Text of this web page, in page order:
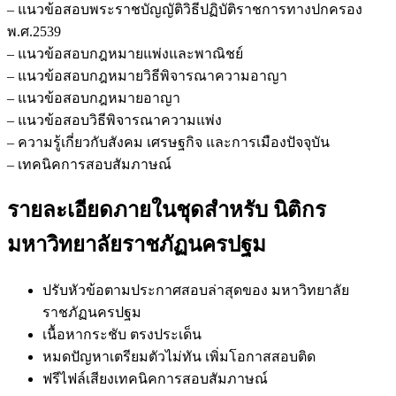
– แนวข้อสอบพระราชบัญญัติวิธีปฏิบัติราชการทางปกครอง
พ.ศ.2539
– แนวข้อสอบกฎหมายแพ่งและพาณิชย์
– แนวข้อสอบกฎหมายวิธีพิจารณาความอาญา
– แนวข้อสอบกฎหมายอาญา
– แนวข้อสอบวิธีพิจารณาความแพ่ง
– ความรู้เกี่ยวกับสังคม เศรษฐกิจ และการเมืองปัจจุบัน
– เทคนิคการสอบสัมภาษณ์
รายละเอียดภายในชุดสำหรับ นิติกร
มหาวิทยาลัยราชภัฏนครปฐม
ปรับหัวข้อตามประกาศสอบล่าสุดของ มหาวิทยาลัย
ราชภัฏนครปฐม
เนื้อหากระชับ ตรงประเด็น
หมดปัญหาเตรียมตัวไม่ทัน เพิ่มโอกาสสอบติด
ฟรีไฟล์เสียงเทคนิคการสอบสัมภาษณ์